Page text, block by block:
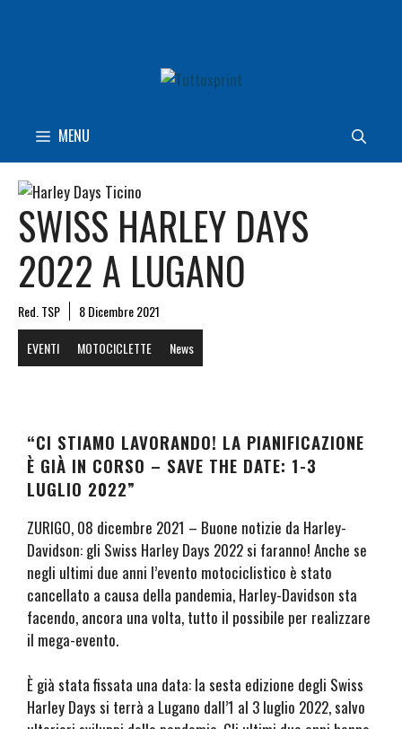
MENU
SWISS HARLEY DAYS
2022 A LUGANO
Red. TSP
8 Dicembre 2021
EVENTI
MOTOCICLETTE News
“CI STIAMO LAVORANDO! LA PIANIFICAZIONE
È GIÀ IN CORSO – SAVE THE DATE: 1-3
LUGLIO 2022”
ZURIGO, 08 dicembre 2021 – Buone notizie da Harley-
Davidson: gli Swiss Harley Days 2022 si faranno! Anche se
negli ultimi due anni l’evento motociclistico è stato
cancellato a causa della pandemia, Harley-Davidson sta
facendo, ancora una volta, tutto il possibile per realizzare
il mega-evento.
È già stata fissata una data: la sesta edizione degli Swiss
Harley Days si terrà a Lugano dall’1 al 3 luglio 2022, salvo